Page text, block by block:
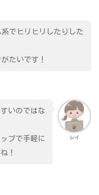
でヒリヒリしたりした
たいです！
レイ
いのではな
プで手軽に
！